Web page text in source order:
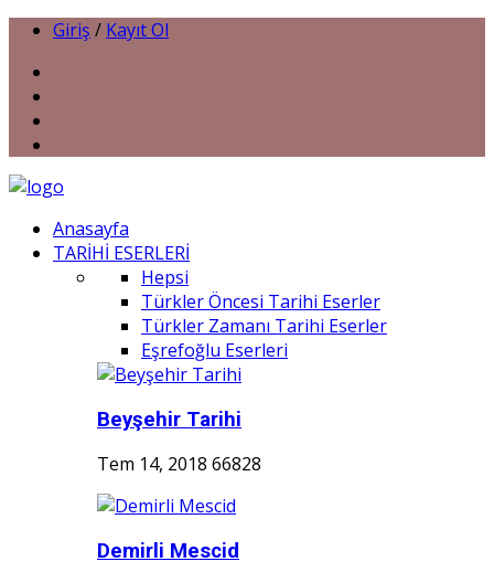
Giriş / Kayıt Ol
Anasayfa
TARİHİ ESERLERİ
Hepsi
Türkler Öncesi Tarihi Eserler
Türkler Zamanı Tarihi Eserler
Eşrefoğlu Eserleri
Beyşehir Tarihi
Tem 14, 2018 66828
Demirli Mescid